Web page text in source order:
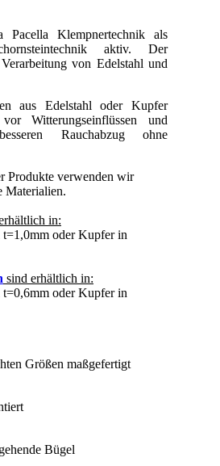
Klempnertechnik als
aktiv. Der
von Edelstahl und
aus Edelstahl oder Kupfer
Witterungseinflüssen und
Rauchabzug ohne
Produkte verwenden wir
Materialien.
in:
oder Kupfer in
sind erhältlich in:
oder Kupfer in
Größen maßgefertigt
Bügel